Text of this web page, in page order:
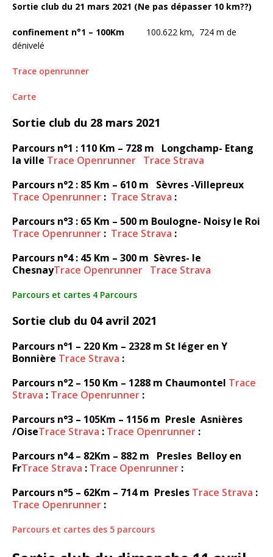
Sortie club du 21 mars 2021 (Ne pas dépasser 10 km??)
confinement n°1 – 100Km 100.622 km, 724 m de
dénivelé
Trace openrunner
Carte
Sortie club du 28 mars 2021
Parcours n°1 : 110 Km – 728 m Longchamp- Etang
la ville Trace Openrunner Trace Strava
Parcours n°2 : 85 Km – 610 m Sèvres -Villepreux
Trace Openrunner : Trace Strava :
Parcours n°3 : 65 Km – 500 m Boulogne- Noisy le Roi
Trace Openrunner : Trace Strava :
Parcours n°4 : 45 Km – 300 m Sèvres- le
ChesnayTrace Openrunner Trace Strava
Parcours et cartes 4 Parcours
Sortie club du 04 avril 2021
Parcours n°1 – 220 Km – 2328 m St léger en Y
Bonnière Trace Strava :
Parcours n°2 – 150 Km – 1288 m Chaumontel Trace
Strava : Trace Openrunner :
Parcours n°3 – 105Km – 1156 m Presle Asnières
/OiseTrace Strava : Trace Openrunner :
Parcours n°4 – 82Km – 882 m Presles Belloy en
FrTrace Strava : Trace Openrunner :
Parcours n°5 – 62Km – 714 m Presles Trace Strava :
Trace Openrunner :
Parcours et cartes des 5 parcours